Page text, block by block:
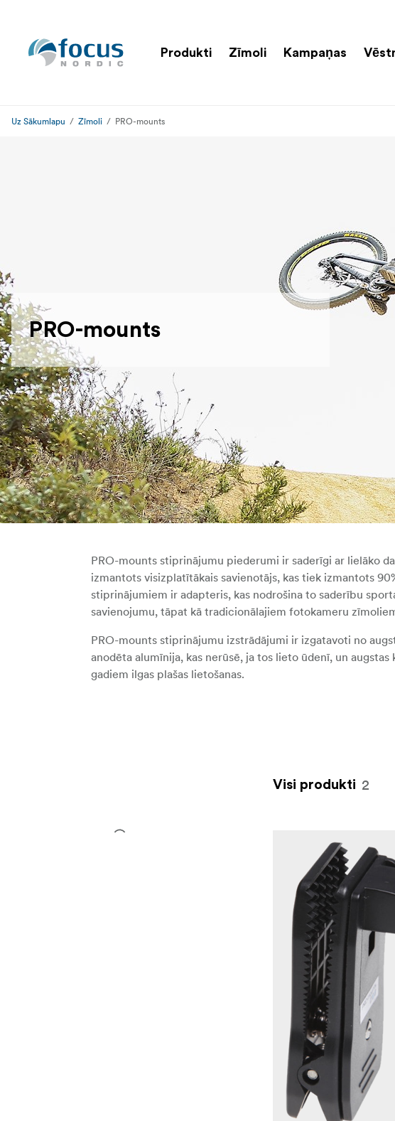
Produkti Zīmoli Kampaņas
Uz Sākumlapu Zīmoli PRO-mounts
PRO-mounts
PRO-mounts stiprinājumu piederumi ir saderīgi ar lielāko
izmantots visizplatītākais savienotājs, kas tiek izmantots
stiprinājumiem ir adapteris, kas nodrošina to saderību
savienojumu, tāpat kā tradicionālajiem fotokameru
PRO-mounts stiprinājumu izstrādājumi ir izgatavoti no
anodēta alumīnija, kas nerūsē, ja tos lieto ūdenī, un
gadiem ilgas plašas lietošanas.
Visi produkti 2